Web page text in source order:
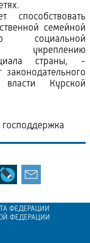
способствовать
семейной
социальной
укреплению
страны, -
законодательного
власти Курской
ФЕДЕРАЦИИ
ФЕДЕРАЦИИ